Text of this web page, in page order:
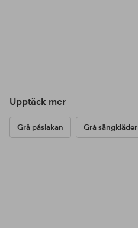
Upptäck mer
Grå påslakan Grå sängkläder